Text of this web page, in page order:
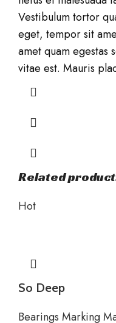
Vestibulum tortor
eget, tempor sit
amet quam egestas
vitae est. Mauris
Related
Hot
So Deep
Bearings Marking